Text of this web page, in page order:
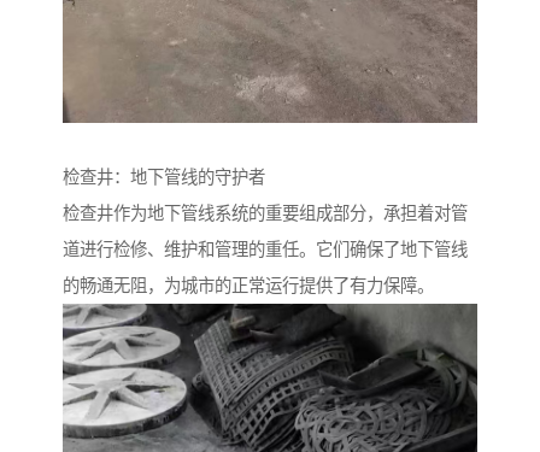
检查井：地下管线的守护者
检查井作为地下管线系统的重要组成部分，承担着对管
道进行检修、维护和管理的重任。它们确保了地下管线
的畅通无阻，为城市的正常运行提供了有力保障。